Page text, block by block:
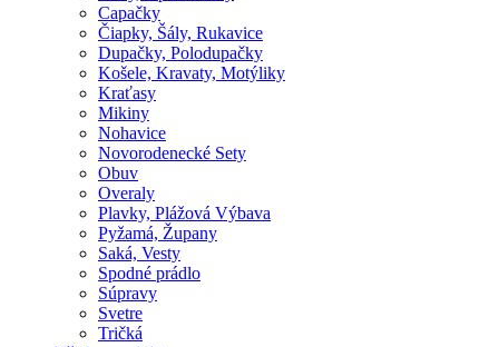
Capačky
Čiapky, Šály, Rukavice
Dupačky, Polodupačky
Košele, Kravaty, Motýliky
Kraťasy
Mikiny
Nohavice
Novorodenecké Sety
Obuv
Overaly
Plavky, Plážová Výbava
Pyžamá, Župany
Saká, Vesty
Spodné prádlo
Súpravy
Svetre
Tričká